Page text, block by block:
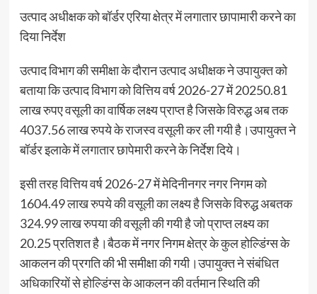
उत्पाद अधीक्षक को बॉर्डर एरिया क्षेत्र में लगातार छापामारी करने का
दिया निर्देश
उत्पाद विभाग की समीक्षा के दौरान उत्पाद अधीक्षक ने उपायुक्त को
बताया कि उत्पाद विभाग को वित्तिय वर्ष 2026-27 में 20250.81
लाख रुपए वसूली का वार्षिक लक्ष्य प्राप्त है जिसके विरुद्ध अब तक
4037.56 लाख रुपये के राजस्व वसूली कर ली गयी है।उपायुक्त ने
बॉर्डर इलाके में लगातार छापेमारी करने के निर्देश दिये।
इसी तरह वित्तिय वर्ष 2026-27 में मेदिनीनगर नगर निगम को
1604.49 लाख रुपये की वसूली का लक्ष्य है जिसके विरुद्ध अबतक
324.99 लाख रुपया की वसूली की गयी है जो प्राप्त लक्ष्य का
20.25 प्रतिशत है।बैठक में नगर निगम क्षेत्र के कुल होल्डिंग्स के
आकलन की प्रगति की भी समीक्षा की गयी।उपायुक्त ने संबंधित
अधिकारियों से होल्डिंग्स के आकलन की वर्तमान स्थिति की